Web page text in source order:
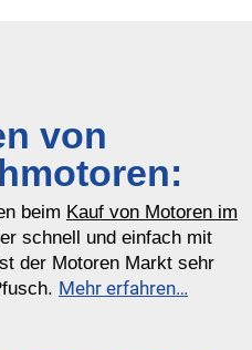
von
beim Kauf von Motoren im
schnell und einfach mit
der Motoren Markt sehr
Mehr erfahren…